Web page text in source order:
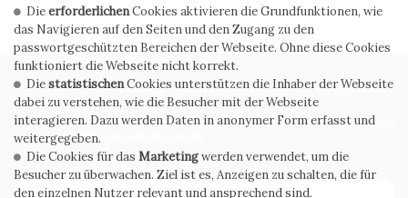
PRIVACY POLICY COOKIE POLICY
ALLGEMEINE
VERKAUFSBEDINGUNGEN
WHISTLEBLOWING
ABONNIEREN SIE DEN NEWSLETTER
DieerforderlichenCookies aktivieren die Grundfunktionen, wie
das Navigieren auf den Seiten und den Zugang zu den
passwortgeschützten Bereichen der Webseite. Ohne diese Cookies
funktioniert die Webseite nicht korrekt.
DiestatistischenCookies unterstützen die Inhaber der Webseite
dabei zu verstehen, wie die Besucher mit der Webseite
interagieren. Dazu werden Daten in anonymer Form erfasst und
weitergegeben.
Die Cookies für das Marketingwerden verwendet, um die
Besucher zu überwachen. Ziel ist es, Anzeigen zu schalten, die für
den einzelnen Nutzer relevant und ansprechend sind.